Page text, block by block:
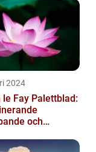
2024
le Fay Palettblad:
och